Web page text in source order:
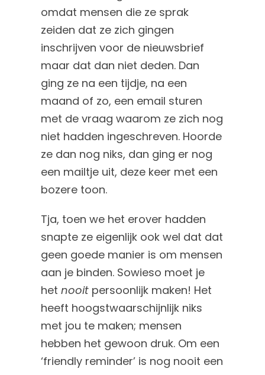
omdat mensen die ze sprak
zeiden dat ze zich gingen
inschrijven voor de nieuwsbrief
maar dat dan niet deden. Dan
ging ze na een tijdje, na een
maand of zo, een email sturen
met de vraag waarom ze zich nog
niet hadden ingeschreven. Hoorde
ze dan nog niks, dan ging er nog
een mailtje uit, deze keer met een
bozere toon.
Tja, toen we het erover hadden
snapte ze eigenlijk ook wel dat dat
geen goede manier is om mensen
aan je binden. Sowieso moet je
het nooitpersoonlijk maken! Het
heeft hoogstwaarschijnlijk niks
met jou te maken; mensen
hebben het gewoon druk. Om een
‘friendly reminder’ is nog nooit een